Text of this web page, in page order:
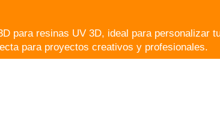
para resinas UV 3D, ideal para personalizar
para proyectos creativos y profesionales.